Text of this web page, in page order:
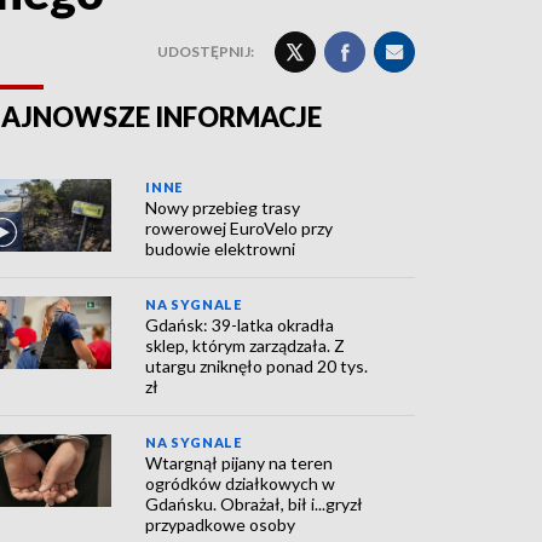
UDOSTĘPNIJ:
INFORMACJE
INNE
Nowy przebieg trasy
rowerowej EuroVelo przy
budowie elektrowni
NA SYGNALE
Gdańsk: 39-latka okradła
sklep, którym zarządzała. Z
utargu zniknęło ponad 20 tys.
zł
NA SYGNALE
Wtargnął pijany na teren
ogródków działkowych w
Gdańsku. Obrażał, bił i...gryzł
przypadkowe osoby